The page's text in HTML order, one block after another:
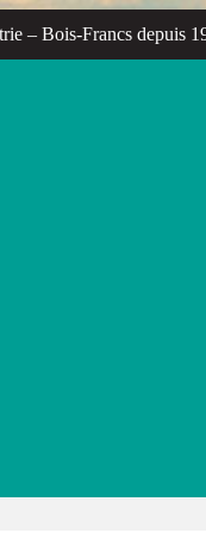
Bois-Francs depuis 1972